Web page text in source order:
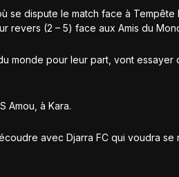
se dispute le match face à Tempête
revers (2 – 5) face aux Amis du
monde pour leur part, vont essayer
Amou, à Kara.
avec Djarra FC qui voudra